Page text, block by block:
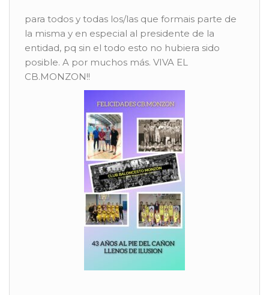
para todos y todas los/las que formais parte de
la misma y en especial al presidente de la
entidad, pq sin el todo esto no hubiera sido
posible. A por muchos más. VIVA EL
CB.MONZON!!